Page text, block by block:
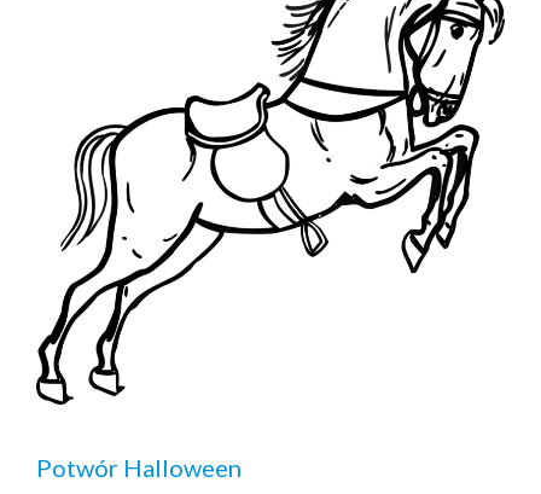
Potwór Halloween